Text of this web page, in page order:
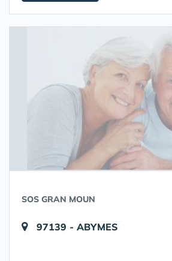
SOS GRAN MOUN
97139 - ABYMES